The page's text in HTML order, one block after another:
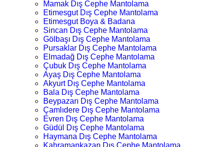
Mamak Dış Cephe Mantolama
Etimesgut Dış Cephe Mantolama
Etimesgut Boya & Badana
Sincan Dış Cephe Mantolama
Gölbaşı Dış Cephe Mantolama
Pursaklar Dış Cephe Mantolama
Elmadağ Dış Cephe Mantolama
Çubuk Dış Cephe Mantolama
Ayaş Dış Cephe Mantolama
Akyurt Dış Cephe Mantolama
Bala Dış Cephe Mantolama
Beypazarı Dış Cephe Mantolama
Çamlıdere Dış Cephe Mantolama
Evren Dış Cephe Mantolama
Güdül Dış Cephe Mantolama
Haymana Dış Cephe Mantolama
Kahramankazan Dış Cephe Mantolama